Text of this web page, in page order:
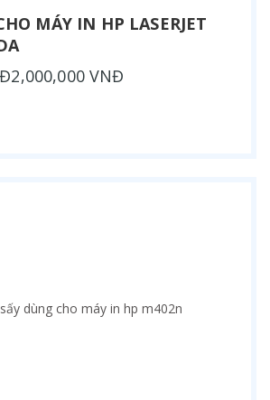
MÁY IN HP LASERJET
VNĐ